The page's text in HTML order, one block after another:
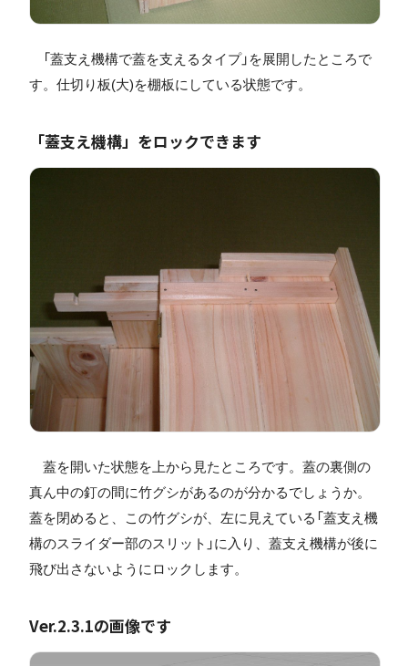
「蓋支え機構で蓋を支えるタイプ」を展開したところで
す。仕切り板(大)を棚板にしている状態です。
「蓋支え機構」をロックできます
蓋を開いた状態を上から見たところです。蓋の裏側の
真ん中の釘の間に竹グシがあるのが分かるでしょうか。
蓋を閉めると、この竹グシが、左に見えている「蓋支え機
構のスライダー部のスリット」に入り、蓋支え機構が後に
飛び出さないようにロックします。
Ver.2.3.1の画像です